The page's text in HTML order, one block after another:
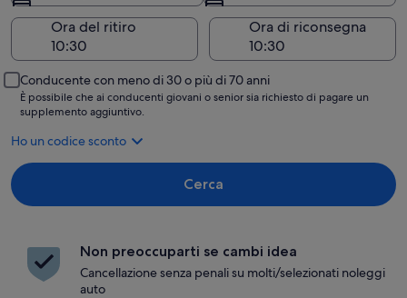
Ora del ritiro
Ora di riconsegna
Conducente con meno di 30 o più di 70 anni
È possibile che ai conducenti giovani o senior sia richiesto di pagare un
supplemento aggiuntivo.
Ho un codice sconto
Cerca
Non preoccuparti se cambi idea
Cancellazione senza penali su molti/selezionati noleggi
auto